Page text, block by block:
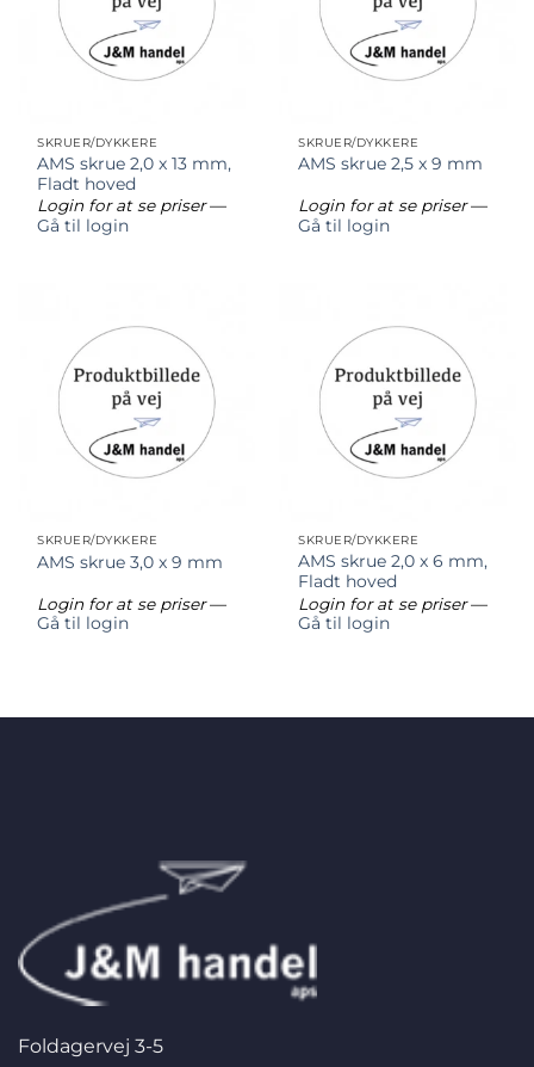
SKRUER/DYKKERE
AMS skrue 2,0 x 13 mm,
Fladt hoved
Login for at se priser—
Gå til login
SKRUER/DYKKERE
AMS skrue 2,5 x 9 mm
Login for at se priser—
Gå til login
SKRUER/DYKKERE
AMS skrue 3,0 x 9 mm
Login for at se priser—
Gå til login
SKRUER/DYKKERE
AMS skrue 2,0 x 6 mm,
Fladt hoved
Login for at se priser—
Gå til login
Foldagervej 3-5